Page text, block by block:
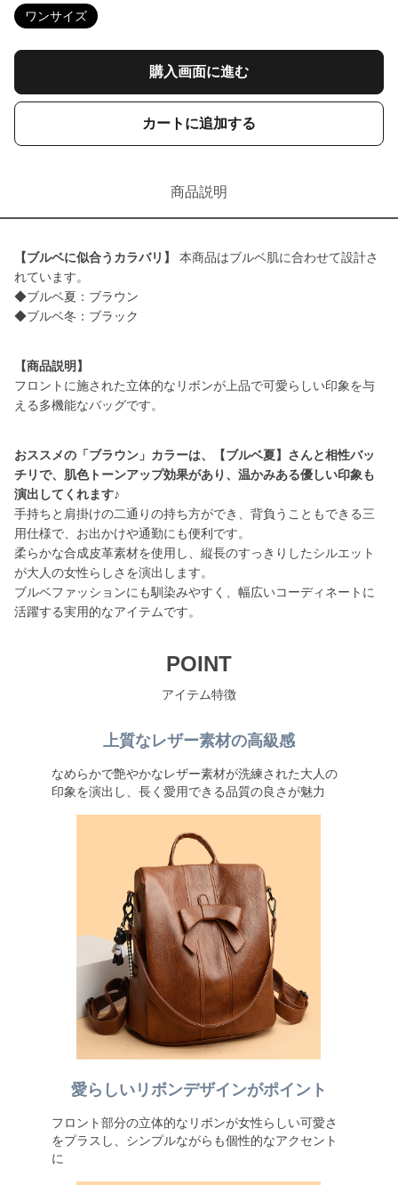
ワンサイズ
購入画面に進む
カートに追加する
商品説明
【ブルベに似合うカラバリ】
本商品はブルベ肌に合わせて設計さ
れています。
◆ブルベ夏：ブラウン
◆ブルベ冬：ブラック
【商品説明】
フロントに施された立体的なリボンが上品で可愛らしい印象を与
える多機能なバッグです。
おススメの「ブラウン」カラーは、【ブルベ夏】さんと相性バッ
チリで、肌色トーンアップ効果があり、温かみある優しい印象も
演出してくれます♪
手持ちと肩掛けの二通りの持ち方ができ、背負うこともできる三
用仕様で、お出かけや通勤にも便利です。
柔らかな合成皮革素材を使用し、縦長のすっきりしたシルエット
が大人の女性らしさを演出します。
ブルベファッションにも馴染みやすく、幅広いコーディネートに
活躍する実用的なアイテムです。
POINT
アイテム特徴
上質なレザー素材の高級感
なめらかで艶やかなレザー素材が洗練された大人の
印象を演出し、長く愛用できる品質の良さが魅力
愛らしいリボンデザインがポイント
フロント部分の立体的なリボンが女性らしい可愛さ
をプラスし、シンプルながらも個性的なアクセント
に